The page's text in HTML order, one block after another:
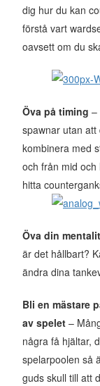
dig hur du kan
förstå vart
oavsett om du
Öva på timing –
spawnar utan
kombinera med
och från mid
hitta
Öva din
är det hållbart?
ändra dina
Bli en mästare
av spelet –
några få hjältar,
spelarpoolen så
guds skull till att